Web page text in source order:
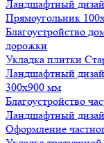
Ландшафтный
Прямоугольник
Благоустройство
дорожки
Укладка плитки
Ландшафтный
300х900 мм
Благоустройство
Ландшафтный
Оформление